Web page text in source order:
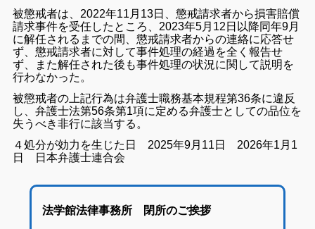
被懲戒者は、2022年11月13日、懲戒請求者から損害賠償
請求事件を受任したところ、2023年5月12日以降同年9月
に解任されるまでの間、懲戒請求者からの連絡に応答せ
ず、懲戒請求者に対して事件処理の経過を全く報告せ
ず、また解任された後も事件処理の状況に関して説明を
行わなかった。
被懲戒者の上記行為は弁護士職務基本規程第36条に違反
し、弁護士法第56条第1項に定める弁護士としての品位を
失うべき非行に該当する。
４処分が効力を生じた日 2025年9月11日 2026年1月1
日 日本弁護士連合会
法学館法律事務所 閉所のご挨拶